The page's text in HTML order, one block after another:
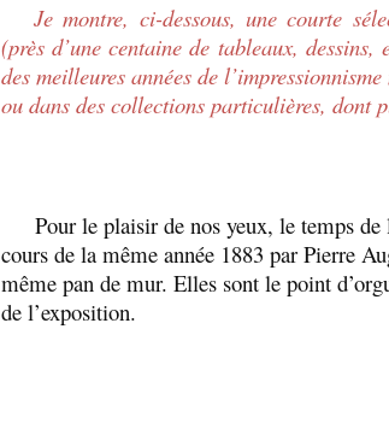
Je montre, ci-dessous, une courte
(près d’une centaine de tableaux,
des meilleures années de
ou dans des collections particulières, dont
Pour le plaisir de nos yeux, le temps de
cours de la même année 1883 par Pierre
même pan de mur. Elles sont le point
de l’exposition.